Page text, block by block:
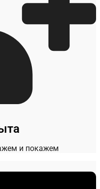
и покажем